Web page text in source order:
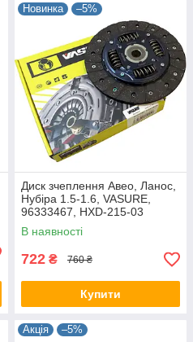
Новинка –5%
Диск зчеплення Авео, Ланос,
Нубіра 1.5-1.6, VASURE,
96333467, HXD-215-03
В наявності
722 ₴ 760 ₴
Купити
Акція –5%